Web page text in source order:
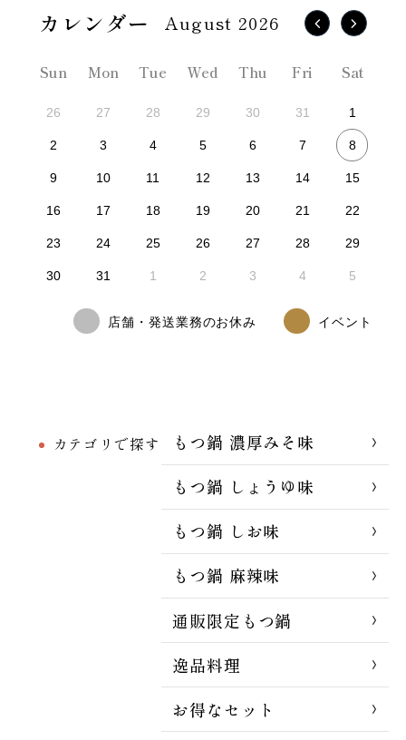
カテゴリで探す
もつ鍋 濃厚みそ味
もつ鍋 しょうゆ味
もつ鍋 しお味
もつ鍋 麻辣味
通販限定もつ鍋
逸品料理
お得なセット
August 2026
Sun Mon Tue Wed Thu Fri Sat
26 27 28 29 30 31 1
2 3 4 5 6 7 8
9 10 11 12 13 14 15
16 17 18 19 20 21 22
23 24 25 26 27 28 29
30 31 1 2 3 4 5
店舗・発送業務のお休み イベント